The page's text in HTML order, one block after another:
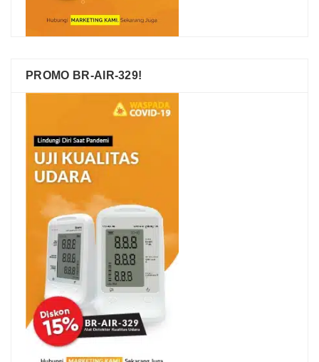
PROMO BR-AIR-329!